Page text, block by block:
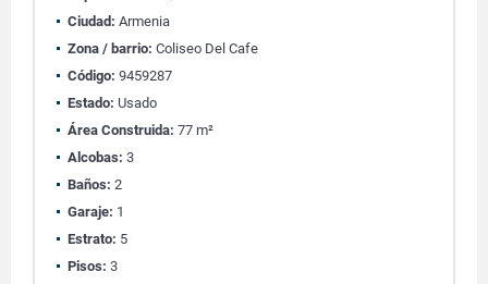
Ciudad: Armenia
Zona / barrio: Coliseo Del Cafe
Código: 9459287
Estado: Usado
Área Construida: 77 m²
Alcobas: 3
Baños: 2
Garaje: 1
Estrato: 5
Pisos: 3